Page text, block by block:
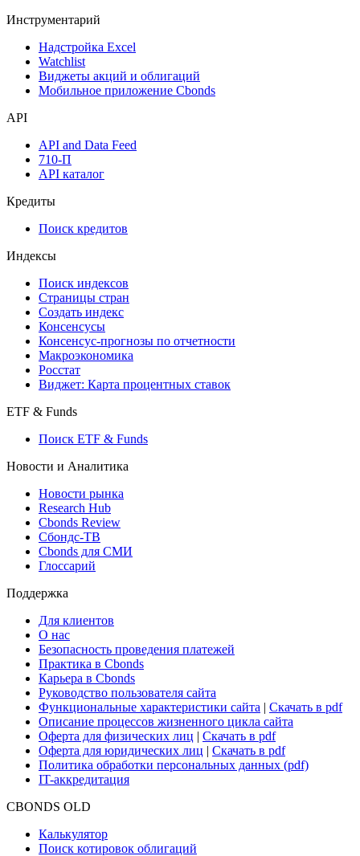
Инструментарий
Надстройка Excel
Watchlist
Виджеты акций и облигаций
Мобильное приложение Cbonds
API
API and Data Feed
710-П
API каталог
Кредиты
Поиск кредитов
Индексы
Поиск индексов
Страницы стран
Создать индекс
Консенсусы
Консенсус-прогнозы по отчетности
Макроэкономика
Росстат
Виджет: Карта процентных ставок
ETF & Funds
Поиск ETF & Funds
Новости и Аналитика
Новости рынка
Research Hub
Cbonds Review
Сбондс-ТВ
Cbonds для СМИ
Глоссарий
Поддержка
Для клиентов
О нас
Безопасность проведения платежей
Практика в Cbonds
Карьера в Cbonds
Руководство пользователя сайта
Функциональные характеристики сайта | Скачать в pdf
Описание процессов жизненного цикла сайта
Оферта для физических лиц | Скачать в pdf
Оферта для юридических лиц | Скачать в pdf
Политика обработки персональных данных (pdf)
IT-аккредитация
CBONDS OLD
Калькулятор
Поиск котировок облигаций